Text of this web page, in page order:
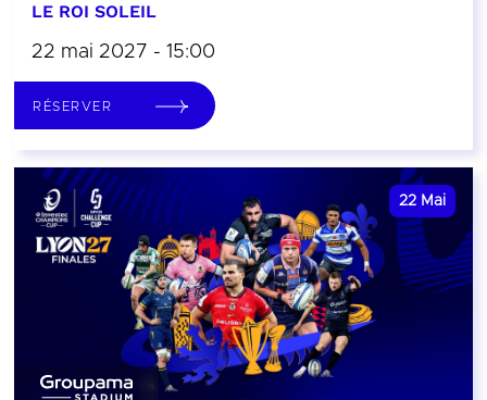
LE ROI SOLEIL
22 mai 2027 - 15:00
RÉSERVER
22 Mai